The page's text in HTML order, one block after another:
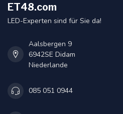
ET48.com
LED-Experten sind für Sie da!
Aalsbergen 9
6942SE Didam
Niederlande
085 051 0944